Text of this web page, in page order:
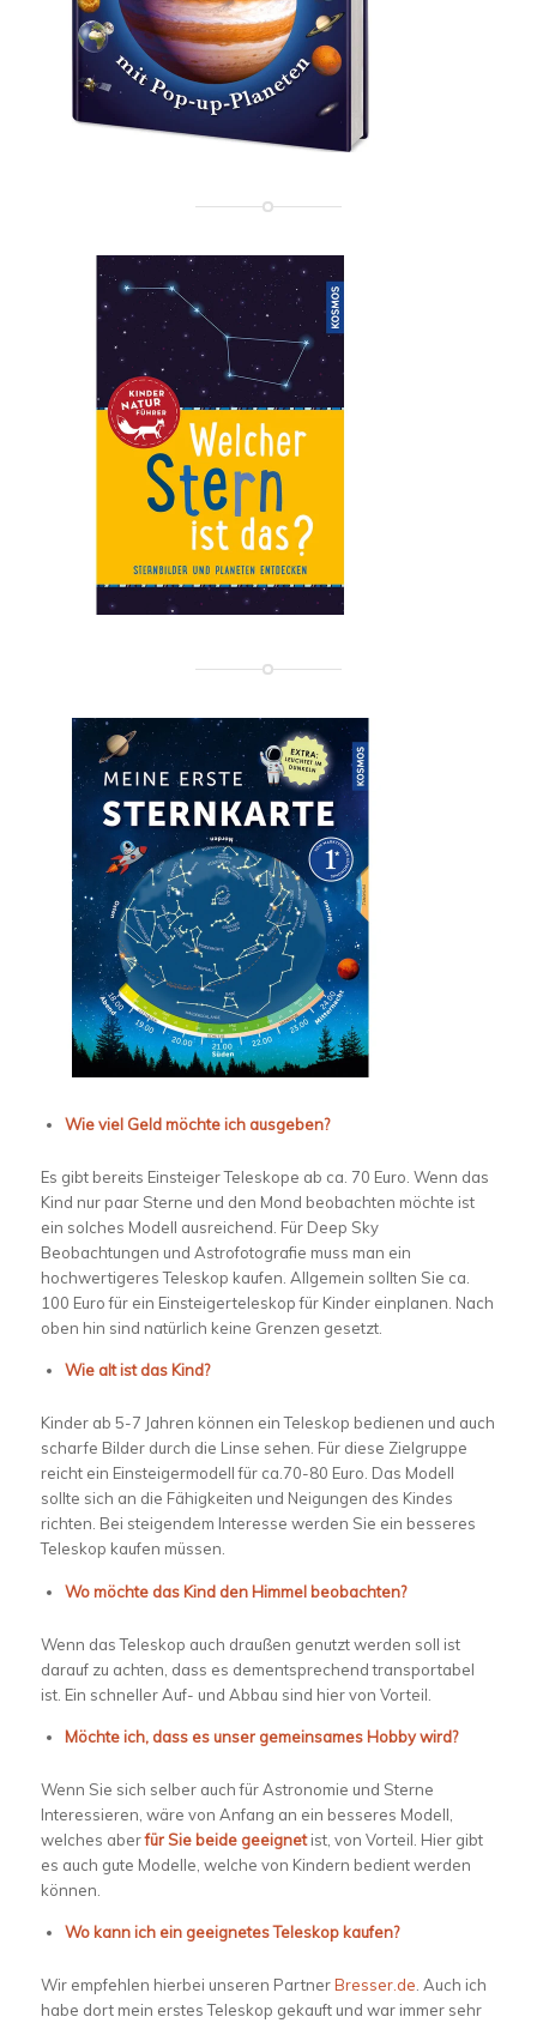
Wie viel Geld möchte ich ausgeben?
Es gibt bereits Einsteiger Teleskope ab ca. 70 Euro. Wenn das
Kind nur paar Sterne und den Mond beobachten möchte ist
ein solches Modell ausreichend. Für Deep Sky
Beobachtungen und Astrofotografie muss man ein
hochwertigeres Teleskop kaufen. Allgemein sollten Sie ca.
100 Euro für ein Einsteigerteleskop für Kinder einplanen. Nach
oben hin sind natürlich keine Grenzen gesetzt.
Wie alt ist das Kind?
Kinder ab 5-7 Jahren können ein Teleskop bedienen und auch
scharfe Bilder durch die Linse sehen. Für diese Zielgruppe
reicht ein Einsteigermodell für ca.70-80 Euro. Das Modell
sollte sich an die Fähigkeiten und Neigungen des Kindes
richten. Bei steigendem Interesse werden Sie ein besseres
Teleskop kaufen müssen.
Wo möchte das Kind den Himmel beobachten?
Wenn das Teleskop auch draußen genutzt werden soll ist
darauf zu achten, dass es dementsprechend transportabel
ist. Ein schneller Auf- und Abbau sind hier von Vorteil.
Möchte ich, dass es unser gemeinsames Hobby wird?
Wenn Sie sich selber auch für Astronomie und Sterne
Interessieren, wäre von Anfang an ein besseres Modell,
welches aberfür Sie beide geeignetist, von Vorteil. Hier gibt
es auch gute Modelle, welche von Kindern bedient werden
können.
Wo kann ich ein geeignetes Teleskop kaufen?
Wir empfehlen hierbei unseren PartnerBresser.de . Auch ich
habe dort mein erstes Teleskop gekauft und war immer sehr